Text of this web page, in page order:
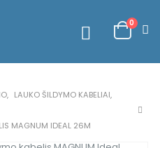
0
, LAUKO ŠILDYMO KABELIAI,
MAGNUM IDEAL 26M